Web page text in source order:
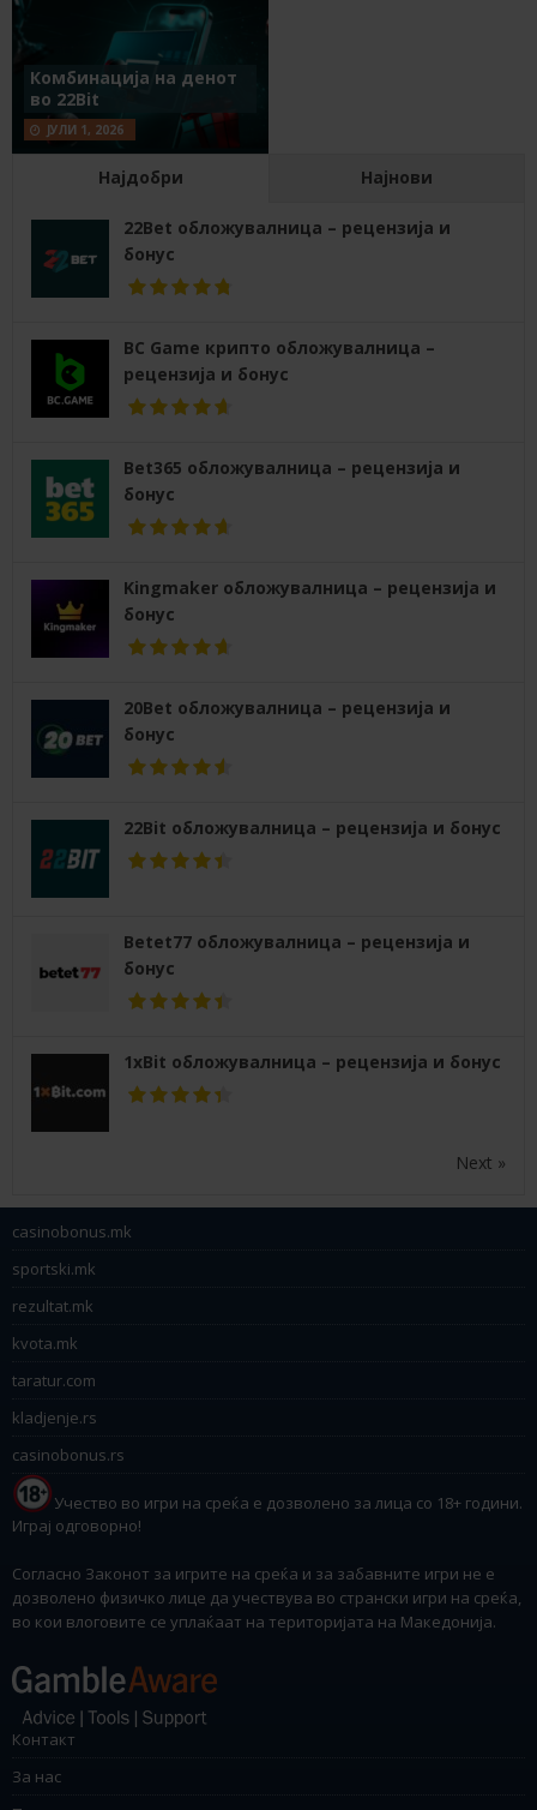
Комбинација на денот
во 22Bit
ЈУЛИ 1, 2026
Најдобри Најнови
22Bet обложувалница – рецензија и
бонус
BC Game крипто обложувалница –
рецензија и бонус
Bet365 обложувалница – рецензија и
бонус
Kingmaker обложувалница – рецензија и
бонус
20Bet обложувалница – рецензија и
бонус
22Bit обложувалница – рецензија и бонус
Betet77 обложувалница – рецензија и
бонус
1xBit обложувалница – рецензија и бонус
Next »
casinobonus.mk
sportski.mk
rezultat.mk
kvota.mk
taratur.com
kladjenje.rs
casinobonus.rs
Учество во игри на среќа е дозволено за лица со 18+ години.
Играј одговорно!
Согласно Законот за игрите на среќа и за забавните игри не е
дозволено физичко лице да учествува во странски игри на среќа,
во кои влоговите се уплаќаат на територијата на Македонија.
Контакт
За нас